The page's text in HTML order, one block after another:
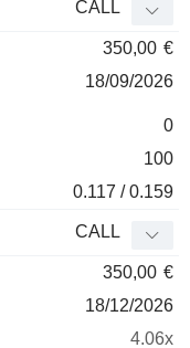
CALL
350,00 €
18/09/2026
0
100
0.117 / 0.159
CALL
350,00 €
18/12/2026
4.06x